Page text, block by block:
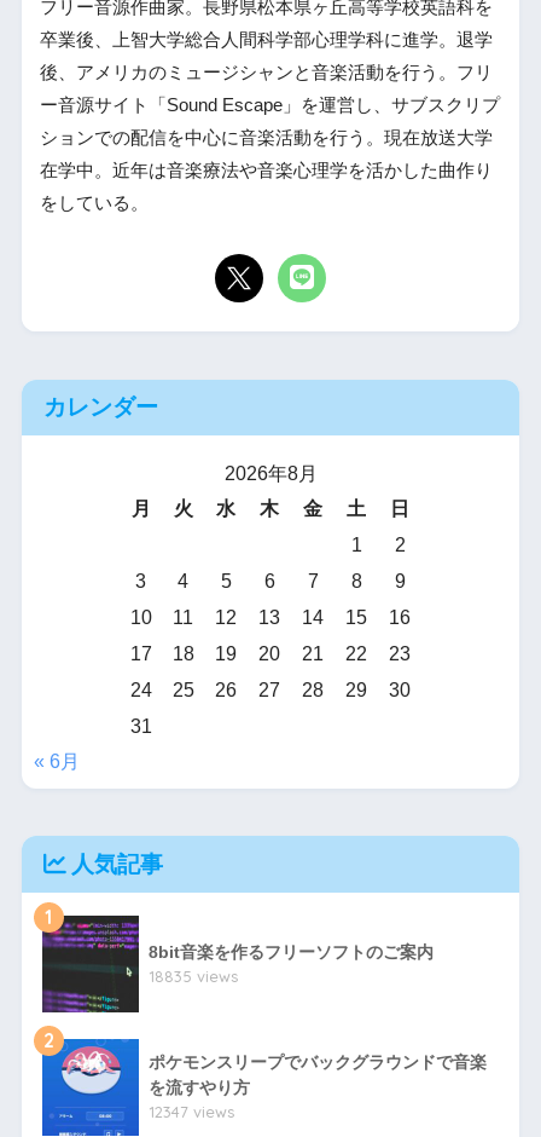
フリー音源作曲家。長野県松本県ヶ丘高等学校英語科を
卒業後、上智大学総合人間科学部心理学科に進学。退学
後、アメリカのミュージシャンと音楽活動を行う。フリ
ー音源サイト「Sound Escape」を運営し、サブスクリプ
ションでの配信を中心に音楽活動を行う。現在放送大学
在学中。近年は音楽療法や音楽心理学を活かした曲作り
をしている。
カレンダー
2026年8月
月
火 水 木 金 土
日
1
2
3
4 5 6 7 8
9
10
11 12 13 14 15
16
17
18 19 20 21 22
23
24
25 26 27 28 29
30
31
« 6月
人気記事
1
8bit音楽を作るフリーソフトのご案内
18835 views
2
ポケモンスリープでバックグラウンドで音楽
を流すやり方
12347 views